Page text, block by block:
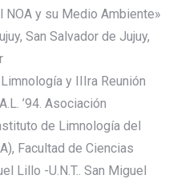
NOA y su Medio Ambiente»
San Salvador de Jujuy,
y IIIra Reunión
’94. Asociación
de Limnología del
Facultad de Ciencias
Lillo -U.N.T.. San Miguel